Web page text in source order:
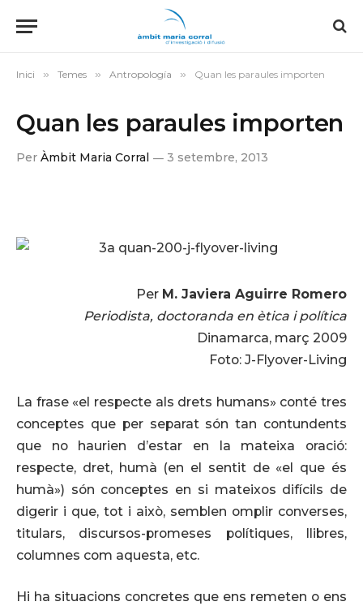
Inici » Temes » Antropología » Quan les paraules importen
Quan les paraules importen
Per Àmbit Maria Corral 3 setembre, 2013
Per M. Javiera Aguirre Romero
Periodista, doctoranda en ètica i política
Dinamarca, març 2009
Foto: J-Flyover-Living
La frase «el respecte als drets humans» conté tres
conceptes que per separat són tan contundents
que no haurien d’estar en la mateixa oració:
respecte, dret, humà (en el sentit de «el que és
humà») són conceptes en si mateixos difícils de
digerir i que, tot i això, semblen omplir converses,
titulars, discursos-promeses polítiques, llibres,
columnes com aquesta, etc.
Hi ha situacions concretes que ens remeten o ens